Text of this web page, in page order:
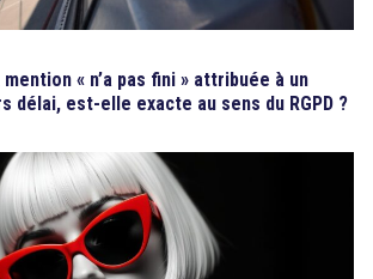
« n’a pas fini » attribuée à un
délai, est-elle exacte au sens du RGPD ?